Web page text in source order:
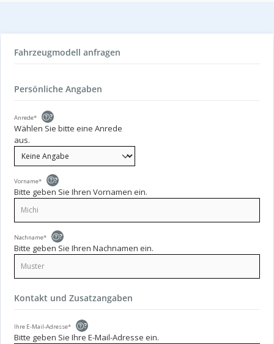
Fahrzeugmodell anfragen
Persönliche Angaben
Anrede* ?
Wählen Sie bitte eine Anrede
aus.
Vorname* ?
Bitte geben Sie Ihren Vornamen ein.
Nachname* ?
Bitte geben Sie Ihren Nachnamen ein.
Kontakt und Zusatzangaben
Ihre E-Mail-Adresse* ?
Bitte geben Sie Ihre E-Mail-Adresse ein.